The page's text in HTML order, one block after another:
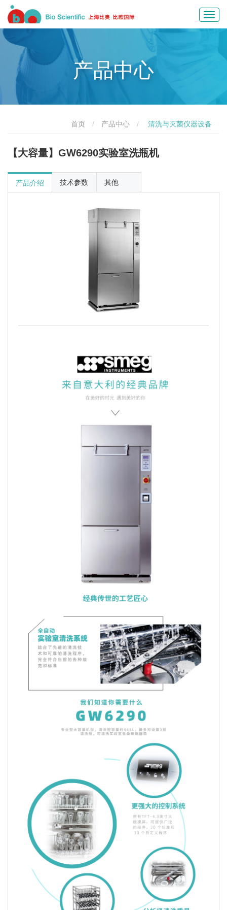
产品中心
首页 产品中心 清洗与灭菌仪器设备
【大容量】GW6290实验室洗瓶机
产品介绍 技术参数 其他